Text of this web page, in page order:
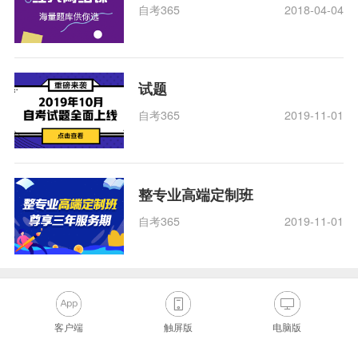
自考365 2018-04-04
试题
自考365 2019-11-01
整专业高端定制班
自考365 2019-11-01
客户端 触屏版 电脑版